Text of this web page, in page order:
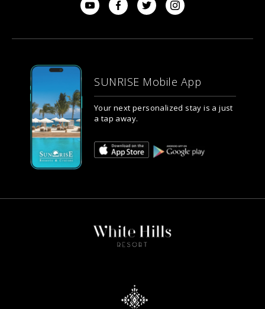
SUNRISE Mobile App
Your next personalized stay is a just
a tap away.